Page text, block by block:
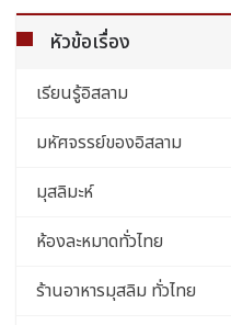
หัวข้อเรื่อง
เรียนรู้อิสลาม
มหัศจรรย์ของอิสลาม
มุสลิมะห์
ห้องละหมาดทั่วไทย
ร้านอาหารมุสลิม ทั่วไทย